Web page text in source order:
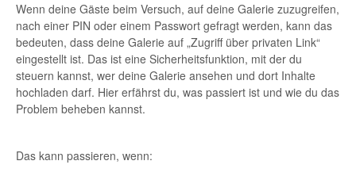
Wenn deine Gäste beim Versuch, auf deine Galerie zuzugreifen,
nach einer PIN oder einem Passwort gefragt werden, kann das
bedeuten, dass deine Galerie auf „Zugriff über privaten Link“
eingestellt ist. Das ist eine Sicherheitsfunktion, mit der du
steuern kannst, wer deine Galerie ansehen und dort Inhalte
hochladen darf. Hier erfährst du, was passiert ist und wie du das
Problem beheben kannst.
Das kann passieren, wenn: